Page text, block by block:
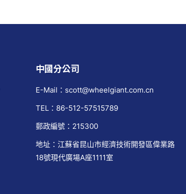
中國分公司
E-Mail：scott@wheelgiant.com.cn
TEL：86-512-57515789
郵政編號：215300
地址：江蘇省昆山市經濟技術開發區偉業路
18號現代廣場A座1111室